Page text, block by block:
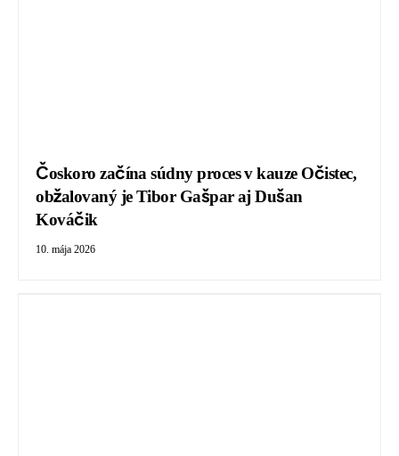
Čoskoro začína súdny proces v kauze Očistec,
obžalovaný je Tibor Gašpar aj Dušan
Kováčik
10. mája 2026